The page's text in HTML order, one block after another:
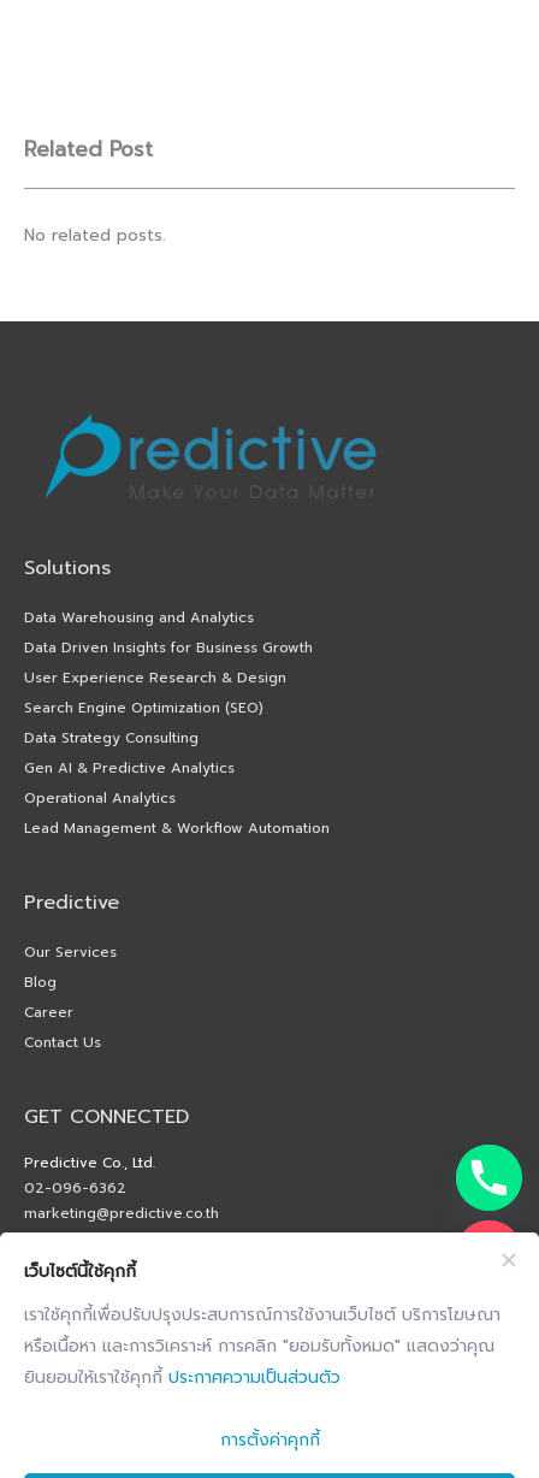
Related Post
No related posts.
Solutions
Data Warehousing and Analytics
Data Driven Insights for Business Growth
User Experience Research & Design
Search Engine Optimization (SEO)
Data Strategy Consulting
Gen AI & Predictive Analytics
Operational Analytics
Lead Management & Workflow Automation
Predictive
Our Services
Blog
Career
Contact Us
GET CONNECTED
Predictive Co., Ltd.
02-096-6362
marketing@predictive.co.th
เว็บไซต์นี้ใช้คุกกี้
เราใช้คุกกี้เพื่อปรับปรุงประสบการณ์การใช้งานเว็บไซต์ บริการโฆษณา
หรือเนื้อหา และการวิเคราะห์ การคลิก "ยอมรับทั้งหมด" แสดงว่าคุณ
ยินยอมให้เราใช้คุกกี้ ประกาศความเป็นส่วนตัว
การตั้งค่าคุกกี้